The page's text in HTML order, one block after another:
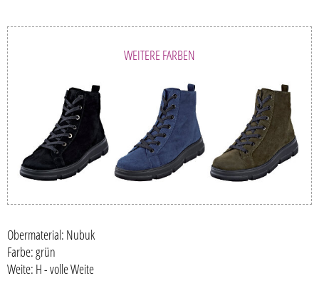
WEITERE FARBEN
Obermaterial: Nubuk
Farbe: grün
Weite: H - volle Weite